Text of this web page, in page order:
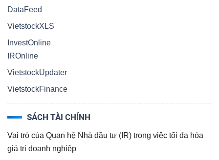
DataFeed
VietstockXLS
InvestOnline
IROnline
VietstockUpdater
VietstockFinance
SÁCH TÀI CHÍNH
Vai trò của Quan hệ Nhà đầu tư (IR) trong việc tối đa hóa
giá trị doanh nghiệp